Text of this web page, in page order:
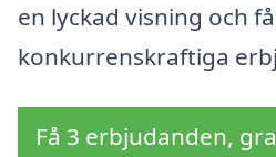
en lyckad visning och
konkurrenskraftiga
Få 3 erbjudanden,